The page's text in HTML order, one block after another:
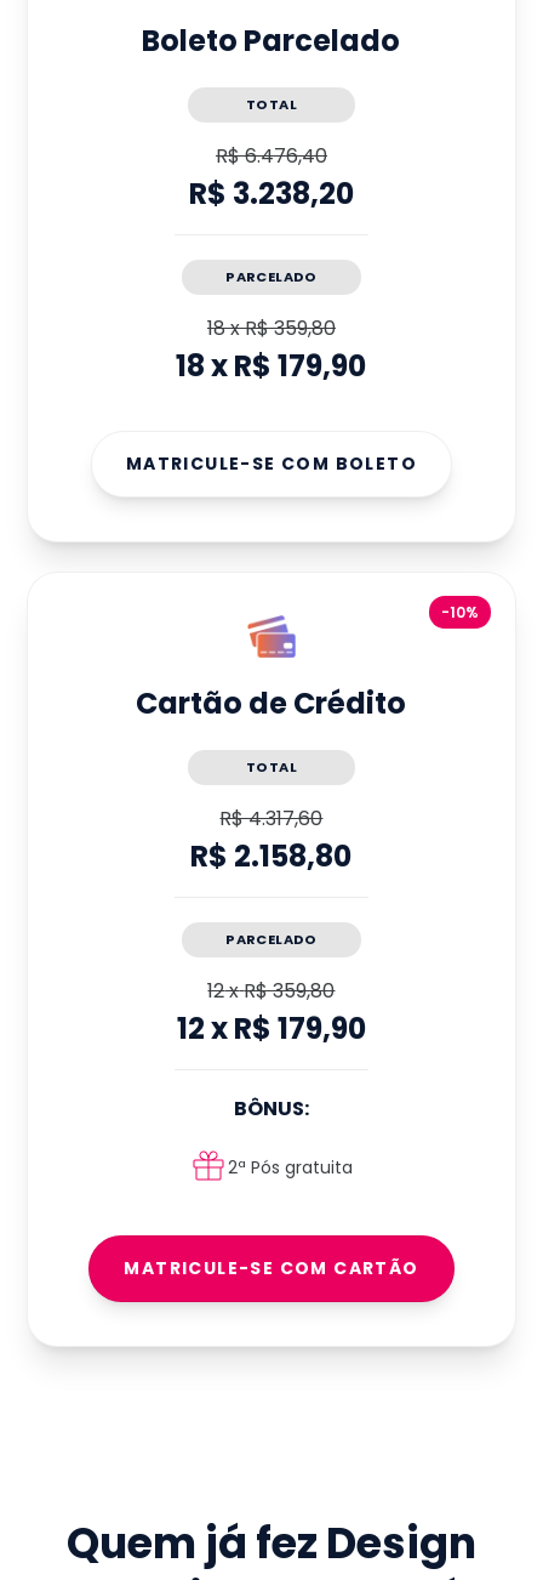
Boleto Parcelado
TOTAL
R$ 6.476,40
R$ 3.238,20
PARCELADO
18xR$ 359,80
18xR$ 179,90
MATRICULE-SE COM BOLETO
-10%
Cartão de Crédito
TOTAL
R$ 4.317,60
R$ 2.158,80
PARCELADO
12xR$ 359,80
12xR$ 179,90
BÔNUS:
2ª Pós gratuita
MATRICULE-SE COM CARTÃO
Quem já fez Design